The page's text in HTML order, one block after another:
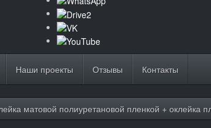
Наши проекты Отзывы Контакты
матовой полиуретановой пленкой + оклейка